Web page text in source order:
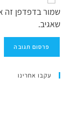
שמור בדפדפן זה
שאגיב.
עקבו אחרינו